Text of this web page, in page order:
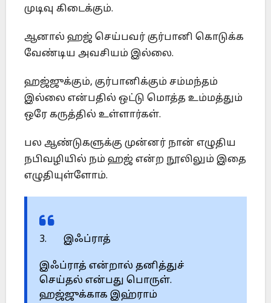
முடிவு கிடைக்கும்.
ஆனால் ஹஜ் செய்பவர் குர்பானி கொடுக்க
வேண்டிய அவசியம் இல்லை.
ஹஜ்ஜுக்கும், குர்பானிக்கும் சம்மந்தம்
இல்லை என்பதில் ஒட்டு மொத்த உம்மத்தும்
ஒரே கருத்தில் உள்ளார்கள்.
பல ஆண்டுகளுக்கு முன்னர் நான் எழுதிய
நபிவழியில் நம் ஹஜ் என்ற நூலிலும் இதை
எழுதியுள்ளோம்.
3. இஃப்ராத்
இஃப்ராத் என்றால் தனித்துச்
செய்தல் என்பது பொருள்.
ஹஜ்ஜுக்காக இஹ்ராம்